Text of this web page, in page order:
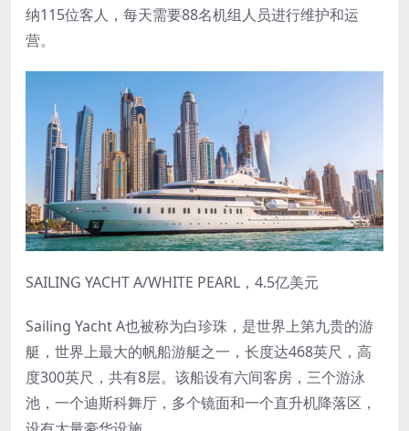
纳115位客人，每天需要88名机组人员进行维护和运
营。
SAILING YACHT A/WHITE PEARL，4.5亿美元
Sailing Yacht A也被称为白珍珠，是世界上第九贵的游
艇，世界上最大的帆船游艇之一，长度达468英尺，高
度300英尺，共有8层。该船设有六间客房，三个游泳
池，一个迪斯科舞厅，多个镜面和一个直升机降落区，